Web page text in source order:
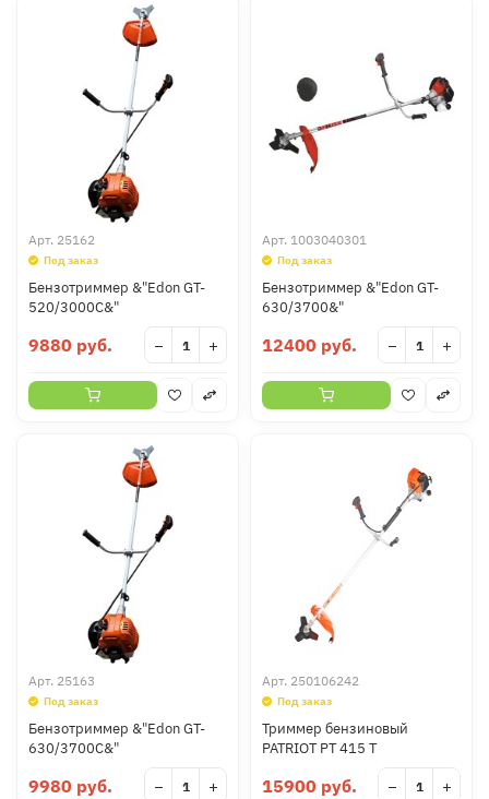
Арт. 25162
Под заказ
Бензотриммер &"Edon GT-
520/3000C&"
9880 руб. − +
Арт. 1003040301
Под заказ
Бензотриммер &"Edon GT-
630/3700&"
12400 руб. − +
Арт. 25163
Под заказ
Бензотриммер &"Edon GT-
630/3700C&"
9980 руб. − +
Арт. 250106242
Под заказ
Триммер бензиновый
PATRIOT PT 415 T
15900 руб. − +